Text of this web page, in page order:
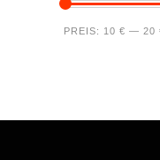
PREIS: 10 € — 20